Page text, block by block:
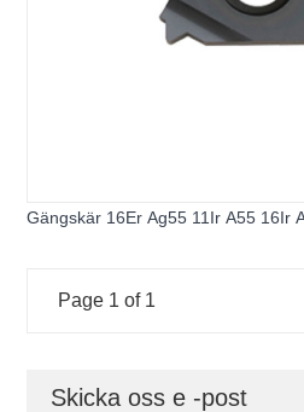
Gängskär 16Er Ag55 11Ir A55 16Ir
Page 1 of 1
Skicka oss e -post